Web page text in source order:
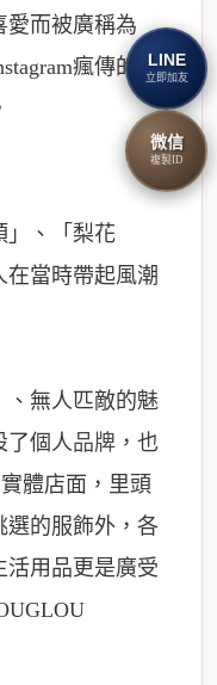
愛而被廣稱為
瘋傳的年
」、「梨花
當時帶起風潮
、無人匹敵的魅
了個人品牌 ，也
體店面，里頭
選的服飾外，各
活用品更是廣受
LINE
立即加友
微信
複製ID